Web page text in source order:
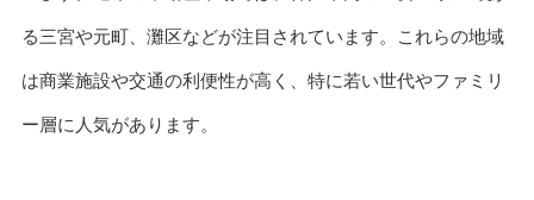
る三宮や元町、灘区などが注目されています。これらの地域
は商業施設や交通の利便性が高く、特に若い世代やファミリ
ー層に人気があります。